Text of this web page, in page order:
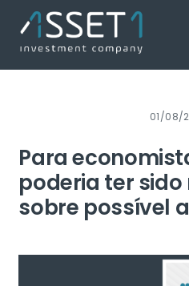
content
01/08/
Para
poderia ter sido
sobre possível